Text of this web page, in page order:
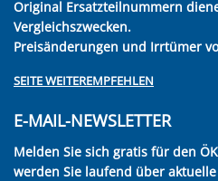
Original Ersatzteilnummern
Vergleichszwecken.
Preisänderungen und Irrtümer
SEITE WEITEREMPFEHLEN
E-MAIL-NEWSLETTER
Melden Sie sich gratis für den
werden Sie laufend über